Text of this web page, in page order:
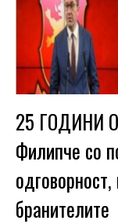
25 ГОДИНИ
Филипче со
бранителите